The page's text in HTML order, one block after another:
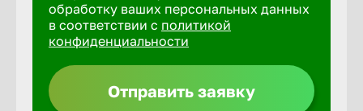
обработку ваших персональных данных
в соответствии с политикой
конфиденциальности
Отправить заявку